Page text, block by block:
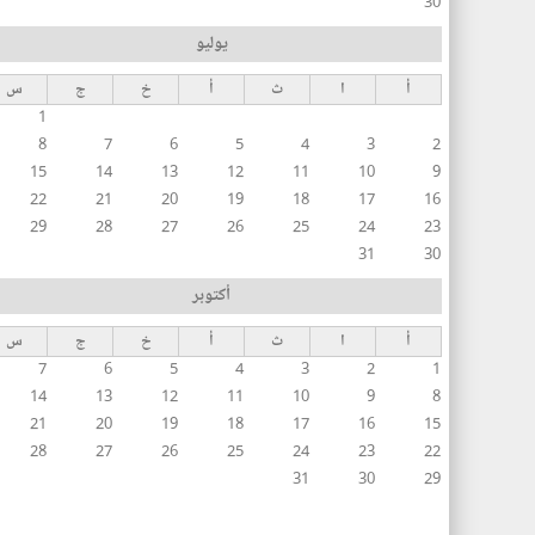
يوليو
أ ا ث أ خ ج
س
1
2
3
4
5
6
7
8
9
10
11
12
13
14
15
16
17
18
19
20
21
22
23
24
25
26
27
28
29
30
31
أكتوبر
أ ا ث أ خ ج
س
1
2
3
4
5
6
7
8
9
10
11
12
13
14
15
16
17
18
19
20
21
22
23
24
25
26
27
28
29
30
31